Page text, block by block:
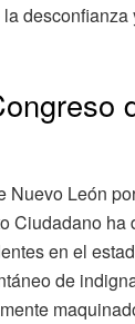
desconfianza
Nuevo León
Ciudadano ha
en el
de